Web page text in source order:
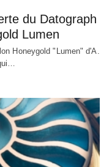
du Datograph
Lumen
Honeygold "Lumen" d'A.